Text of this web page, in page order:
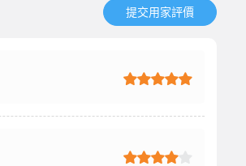
提交用家評價​